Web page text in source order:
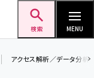
検索 MENU
アクセス解析／データ分析